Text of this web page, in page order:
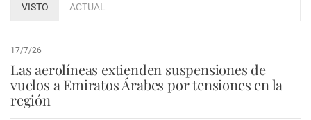
VISTO ACTUAL
17/7/26
Las aerolíneas extienden suspensiones de
vuelos a Emiratos Árabes por tensiones en la
región